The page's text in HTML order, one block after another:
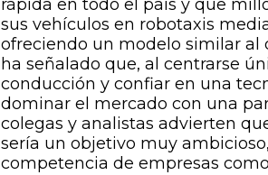
rápida en todo el país y que
sus vehículos en robotaxis
ofreciendo un modelo similar al
ha señalado que, al centrarse
conducción y confiar en una
dominar el mercado con una
colegas y analistas advierten
sería un objetivo muy
competencia de empresas